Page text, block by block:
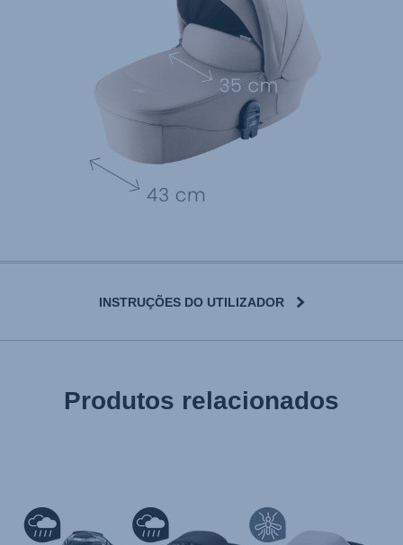
INSTRUÇÕES DO UTILIZADOR
Instrucciones del usuario (Español)
Manual de instruções (Português)
Produtos relacionados